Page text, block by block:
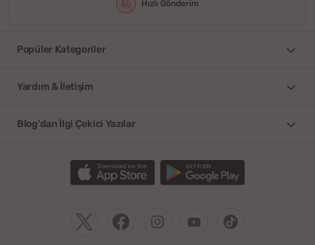
Hızlı Gönderim
Popüler Kategoriler
Yardım & İletişim
Blog'dan İlgi Çekici Yazılar